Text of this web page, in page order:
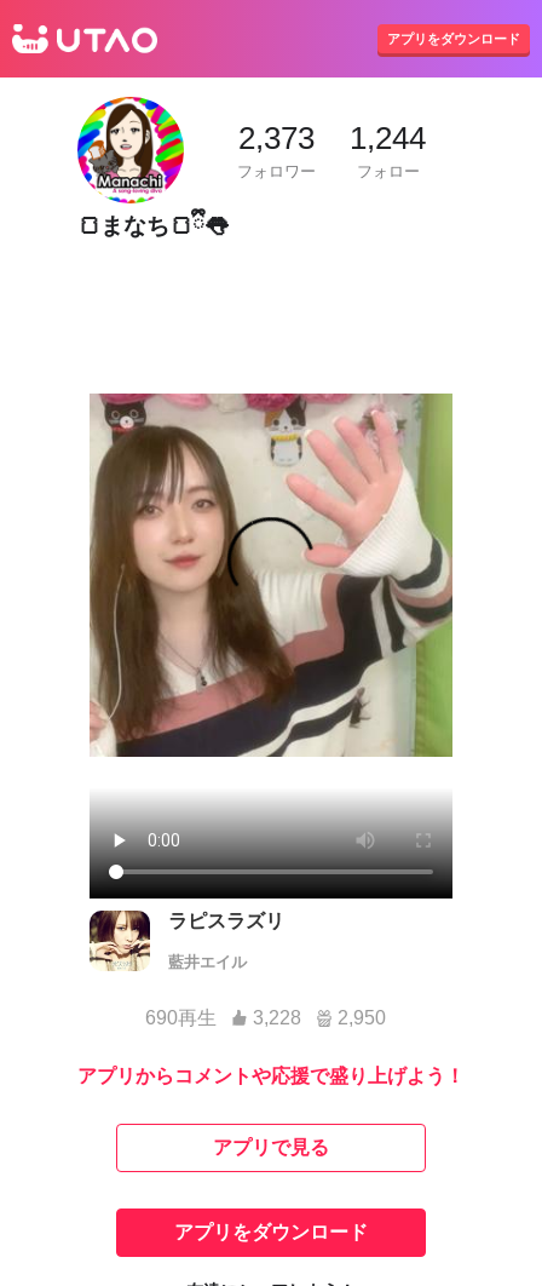
アプリをダウンロード
2,373
フォロワー
1,244
フォロー
🍞まなち🍞ྀི👅
ラピスラズリ
藍井エイル
690再生 3,228 2,950
アプリからコメントや応援で盛り上げよう！
アプリで見る
アプリをダウンロード